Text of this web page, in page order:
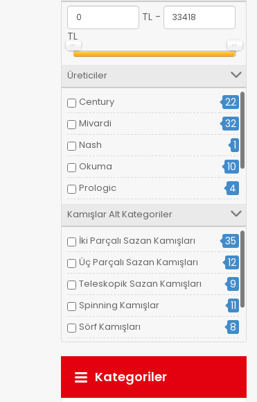
TL -
TL
Üreticiler
Century
22
Mivardi 32
Nash 1
Okuma 10
Prologic 4
Ron Thomson 2
Shimano 12
Kamışlar Alt Kategoriler
İki Parçalı Sazan Kamışları
35
Üç Parçalı Sazan Kamışları 12
Teleskopik Sazan Kamışları 9
Spinning Kamışlar 11
Sörf Kamışları 8
Diğer Kamışlar
Kategoriler